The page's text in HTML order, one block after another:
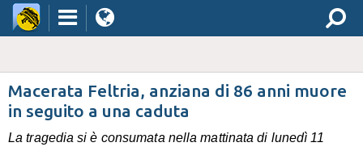
Macerata Feltria, anziana di 86 anni muore
in seguito a una caduta
La tragedia si è consumata nella mattinata di lunedì 11